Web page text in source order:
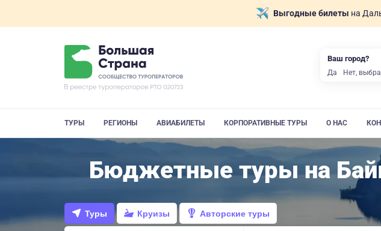
Выгодные билеты на
ТУРЫ РЕГИОНЫ АВИАБИЛЕТЫ КОРПОРАТИВНЫЕ ТУРЫ О НАС
Бюджетные туры на
Туры Круизы Авторские туры
Ваш город?
Да Нет,